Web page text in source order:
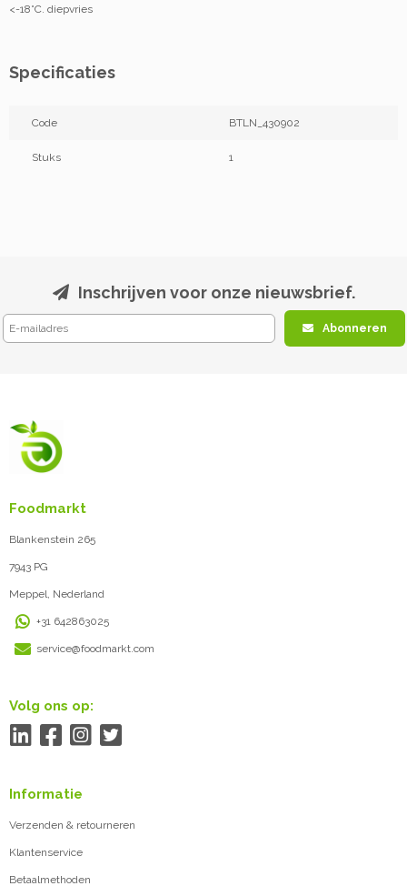
<-18°C. diepvries
Specificaties
Code BTLN_430902
Stuks 1
Inschrijven voor onze nieuwsbrief.
Abonneren
Foodmarkt
Blankenstein 265
7943 PG
Meppel, Nederland
+31 642863025
service@foodmarkt.com
Volg ons op:
Informatie
Verzenden & retourneren
Klantenservice
Betaalmethoden